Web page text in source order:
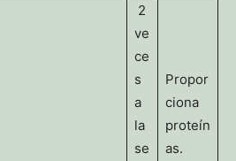
2
ve
ce
s
a
la
se
Propor
ciona
proteín
as.